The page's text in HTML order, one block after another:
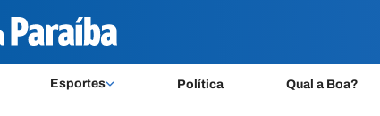
Esportes Política Qual a Boa?